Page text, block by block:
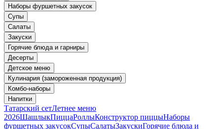
Наборы фуршетных закусок
Супы
Салаты
Закуски
Горячие блюда и гарниры
Десерты
Детское меню
Кулинария (замороженная продукция)
Комбо-наборы
Напитки
Татарский сетЛетнее меню
2026ШашлыкПиццаРоллыКонструктор пиццыНаборы
фуршетных закусокСупыСалатыЗакускиГорячие блюда и